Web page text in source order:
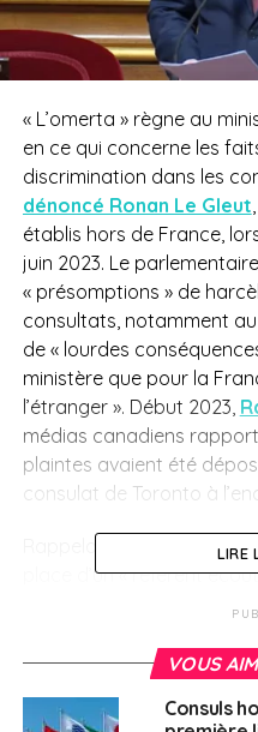
« L’omerta » règne au
en ce qui concerne les
discrimination dans les
dénoncé Ronan Le Gleut
établis hors de France,
juin 2023. Le
« présomptions » de
consultats, notamment
de « lourdes
ministère que pour la
l’étranger ». Début 2023,
médias canadiens
plaintes avaient été
consulat de Toronto à
un arrêté
place d’un « référent
recueillement et du
par l’Assemblée des
souhaite donc connaître
LIRE
VOUS
Consuls